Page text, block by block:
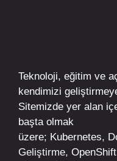
Teknoloji, eğitim ve
kendimizi
Sitemizde yer alan
başta olmak
üzere; Kubernetes,
Geliştirme, OpenShift